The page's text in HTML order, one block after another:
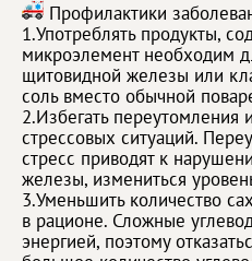
Профилактики
1.Употреблять продукты,
микроэлемент необходим
щитовидной железы или
соль вместо обычной
2.Избегать переутомления
стрессовых ситуаций.
стресс приводят к
железы, измениться
3.Уменьшить количество
в рационе. Сложные
энергией, поэтому